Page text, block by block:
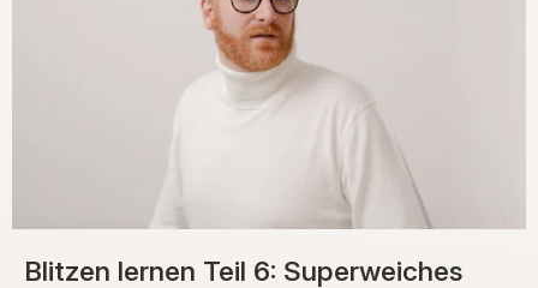
Blitzen lernen Teil 6: Superweiches